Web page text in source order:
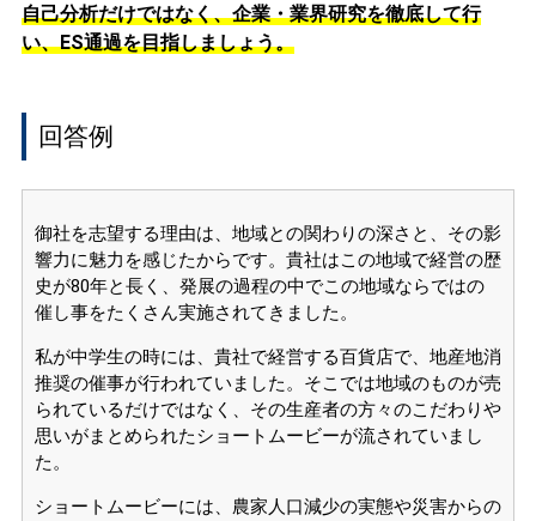
自己分析だけではなく、企業・業界研究を徹底して行
い、ES通過を目指しましょう。
回答例
御社を志望する理由は、地域との関わりの深さと、その影
響力に魅力を感じたからです。貴社はこの地域で経営の歴
史が80年と長く、発展の過程の中でこの地域ならではの
催し事をたくさん実施されてきました。
私が中学生の時には、貴社で経営する百貨店で、地産地消
推奨の催事が行われていました。そこでは地域のものが売
られているだけではなく、その生産者の方々のこだわりや
思いがまとめられたショートムービーが流されていまし
た。
ショートムービーには、農家人口減少の実態や災害からの